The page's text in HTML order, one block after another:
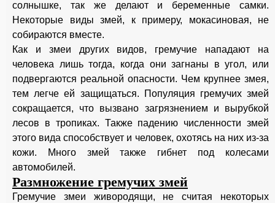
солнышке, так же делают и беременные самки.
Некоторые виды змей, к примеру, мокасиновая, не
собираются вместе.
Как и змеи других видов, гремучие нападают на
человека лишь тогда, когда они загнаны в угол, или
подвергаются реальной опасности. Чем крупнее змея,
тем легче ей защищаться. Популяция гремучих змей
сокращается, что вызвано загрязнением и вырубкой
лесов в тропиках. Также падению численности змей
этого вида способствует и человек, охотясь на них из-за
кожи. Много змей также гибнет под колесами
автомобилей.
Размножение гремучих змей
Гремучие змеи живородящи, не считая некоторых